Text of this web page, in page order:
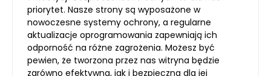
priorytet. Nasze strony są wyposażone w
nowoczesne systemy ochrony, a regularne
aktualizacje oprogramowania zapewniają ich
odporność na różne zagrożenia. Możesz być
pewien, że tworzona przez nas witryna będzie
zarówno efektywna, jak i bezpieczna dla jej